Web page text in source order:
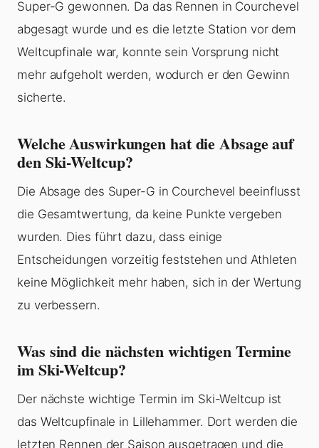
Super-G gewonnen. Da das Rennen in Courchevel
abgesagt wurde und es die letzte Station vor dem
Weltcupfinale war, konnte sein Vorsprung nicht
mehr aufgeholt werden, wodurch er den Gewinn
sicherte.
Welche Auswirkungen hat die Absage auf
den Ski-Weltcup?
Die Absage des Super-G in Courchevel beeinflusst
die Gesamtwertung, da keine Punkte vergeben
wurden. Dies führt dazu, dass einige
Entscheidungen vorzeitig feststehen und Athleten
keine Möglichkeit mehr haben, sich in der Wertung
zu verbessern.
Was sind die nächsten wichtigen Termine
im Ski-Weltcup?
Der nächste wichtige Termin im Ski-Weltcup ist
das Weltcupfinale in Lillehammer. Dort werden die
letzten Rennen der Saison ausgetragen und die